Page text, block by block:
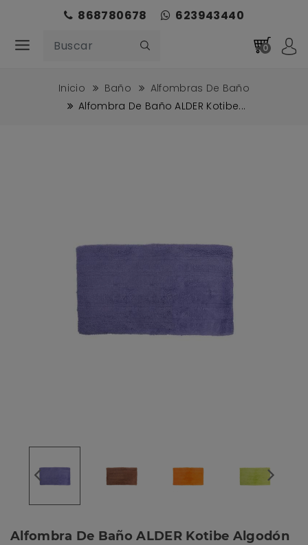
868780678 623943440
0
Inicio Baño
Alfombras De Baño
Alfombra De Baño ALDER Kotibe...
Alfombra De Baño ALDER Kotibe Algodón